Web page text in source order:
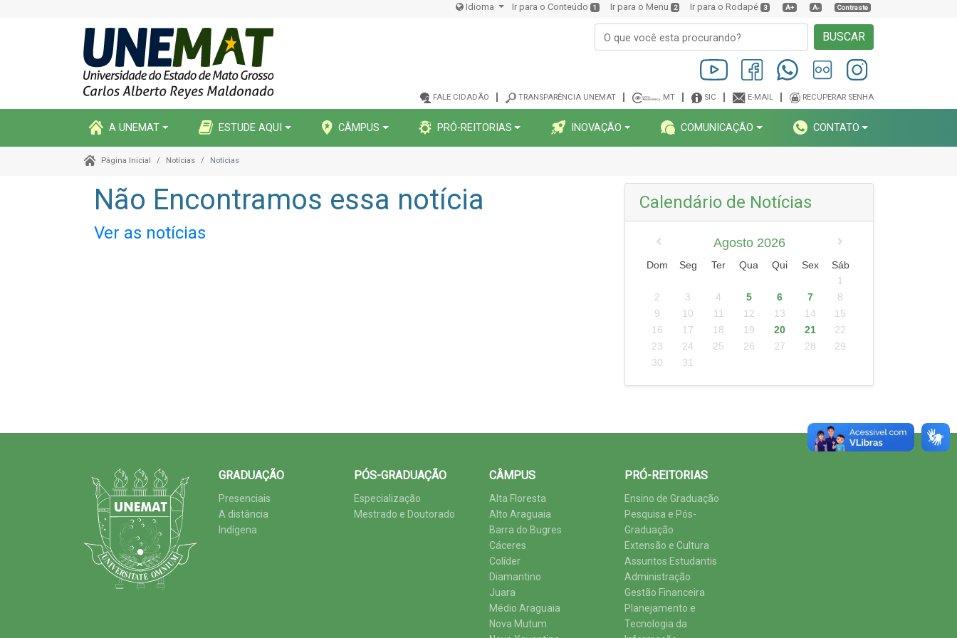
Idioma Ir para o Conteúdo 1 Ir para o Menu 2 Ir para o Rodapé 3 A+ A- Contraste
BUSCAR
FALE CIDADÃO TRANSPARÊNCIA UNEMAT MT SIC E-MAIL RECUPERAR SENHA
A UNEMAT ESTUDE AQUI CÂMPUS PRÓ-REITORIAS INOVAÇÃO COMUNICAÇÃO CONTATO
Página Inicial Notícias Notícias
Não Encontramos essa notícia
Ver as notícias
Calendário de Notícias
Agosto 2026
Dom Seg Ter Qua Qui Sex
Sáb
1
2
3 4 5 6 7
8
9
10 11 12 13 14
15
16
17 18 19 20 21
22
23
24 25 26 27 28
29
30
31
GRADUAÇÃO
Presenciais
A distância
Indígena
PÓS-GRADUAÇÃO
Especialização
Mestrado e Doutorado
CÂMPUS
Alta Floresta
Alto Araguaia
Barra do Bugres
Cáceres
Colíder
Diamantino
Juara
Médio Araguaia
Nova Mutum
PRÓ-REITORIAS
Ensino de Graduação
Pesquisa e Pós-
Graduação
Extensão e Cultura
Assuntos Estudantis
Administração
Gestão Financeira
Planejamento e
Tecnologia da